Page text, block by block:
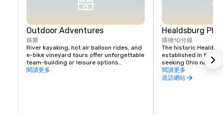
Outdoor Adventures
娛樂
River kayaking, hot air balloon rides, and
e-bike vineyard tours offer unforgettable
team-building or leisure options
閱讀更多
Healdsburg
購物10分鐘
The historic
established in the
seeking Ohio native
vital touchpoint for
immense
閱讀更多
造訪網站